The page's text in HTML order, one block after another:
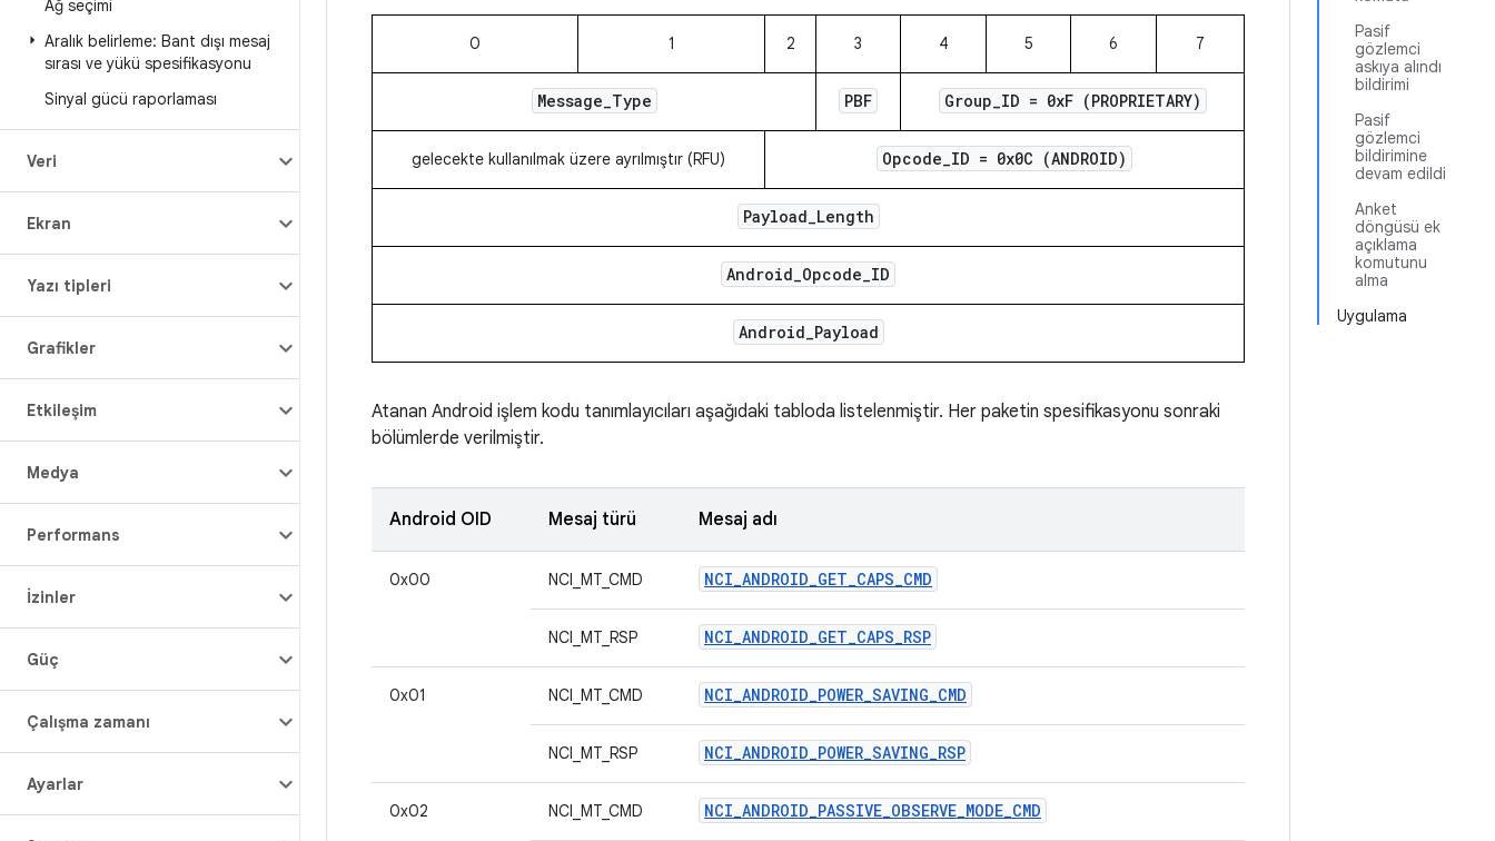
Ağ seçimi
Aralık belirleme: Bant dışı mesaj
sırası ve yükü spesifikasyonu
Sinyal gücü raporlaması
Veri
Ekran
Yazı tipleri
Grafikler
Etkileşim
Medya
Performans
İzinler
Güç
Çalışma zamanı
Ayarlar
Pasif
gözlemci
askıya alındı
bildirimi
Pasif
gözlemci
bildirimine
devam edildi
Anket
döngüsü ek
açıklama
komutunu
alma
Uygulama
0 1 2 3 4 5 6 7
Message_Type PBF Group_ID = 0xF (PROPRIETARY)
gelecekte kullanılmak üzere ayrılmıştır (RFU) Opcode_ID = 0x0C (ANDROID)
Payload_Length
Android_Opcode_ID
Android_Payload
Atanan Android işlem kodu tanımlayıcıları aşağıdaki tabloda listelenmiştir. Her paketin spesifikasyonu sonraki
bölümlerde verilmiştir.
Android OID Mesaj türü Mesaj adı
0x00 NCI_MT_CMD NCI_ANDROID_GET_CAPS_CMD
NCI_MT_RSP NCI_ANDROID_GET_CAPS_RSP
0x01 NCI_MT_CMD NCI_ANDROID_POWER_SAVING_CMD
NCI_MT_RSP NCI_ANDROID_POWER_SAVING_RSP
0x02 NCI_MT_CMD NCI_ANDROID_PASSIVE_OBSERVE_MODE_CMD